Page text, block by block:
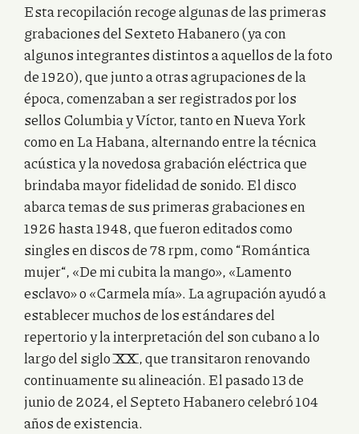
Esta recopilación recoge algunas de las primeras
grabaciones del Sexteto Habanero (ya con
algunos integrantes distintos a aquellos de la foto
de 1920), que junto a otras agrupaciones de la
época, comenzaban a ser registrados por los
sellos Columbia y Víctor, tanto en Nueva York
como en La Habana, alternando entre la técnica
acústica y la novedosa grabación eléctrica que
brindaba mayor fidelidad de sonido. El disco
abarca temas de sus primeras grabaciones en
1926 hasta 1948, que fueron editados como
singles en discos de 78 rpm, como “Romántica
mujer“, «De mi cubita la mango», «Lamento
esclavo» o «Carmela mía». La agrupación ayudó a
establecer muchos de los estándares del
repertorio y la interpretación del son cubano a lo
largo del siglo XX, que transitaron renovando
continuamente su alineación. El pasado 13 de
junio de 2024, el Septeto Habanero celebró 104
años de existencia.